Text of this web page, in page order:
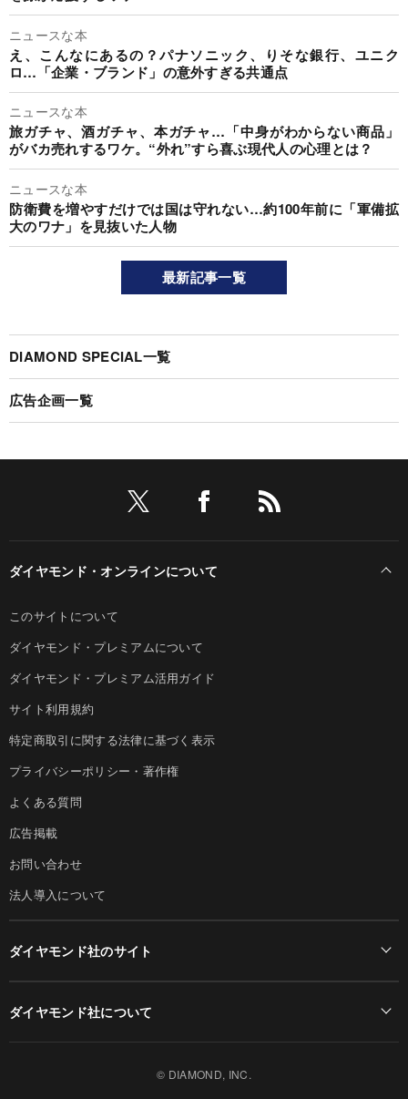
ニュースな本
え、こんなにあるの？パナソニック、りそな銀行、ユニク
ロ…「企業・ブランド」の意外すぎる共通点
ニュースな本
旅ガチャ、酒ガチャ、本ガチャ…「中身がわからない商品」
がバカ売れするワケ。“外れ”すら喜ぶ現代人の心理とは？
ニュースな本
防衛費を増やすだけでは国は守れない…約100年前に「軍備拡
大のワナ」を見抜いた人物
最新記事一覧
DIAMOND SPECIAL一覧
広告企画一覧
ダイヤモンド・オンラインについて
このサイトについて
ダイヤモンド・プレミアムについて
ダイヤモンド・プレミアム活用ガイド
サイト利用規約
特定商取引に関する法律に基づく表示
プライバシーポリシー・著作権
よくある質問
広告掲載
お問い合わせ
法人導入について
ダイヤモンド社のサイト
ダイヤモンド社について
© DIAMOND, INC.